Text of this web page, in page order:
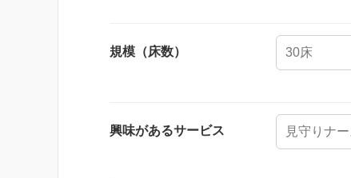
規模（床数）
興味があるサービス